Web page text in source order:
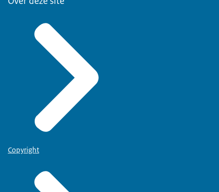
Copyright